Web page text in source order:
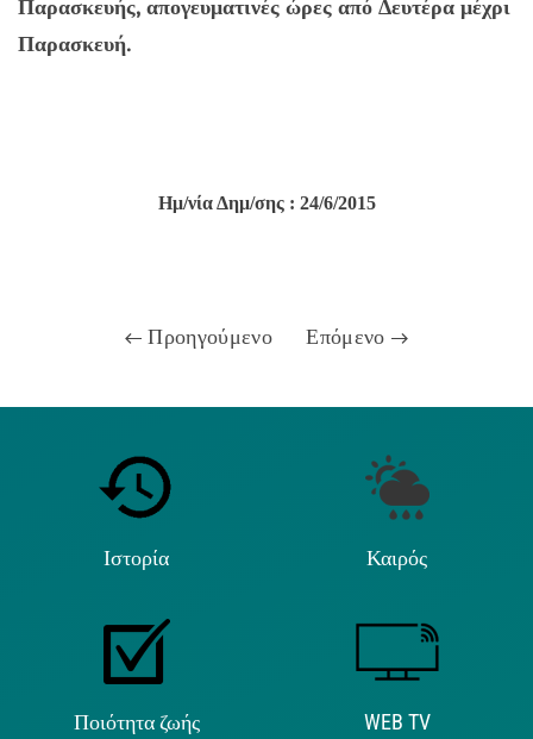
Παρασκευής, απογευματινές ώρες από Δευτέρα μέχρι
Παρασκευή.
Ημ/νία Δημ/σης : 24/6/2015
Προηγούμενο Επόμενο
Ιστορία Καιρός
Ποιότητα ζωής WEB TV